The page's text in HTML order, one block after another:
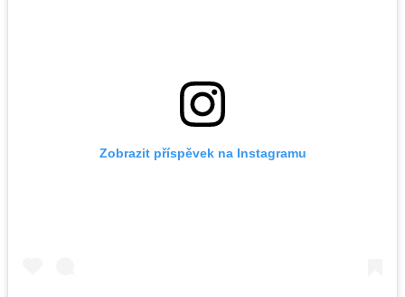
Zobrazit příspěvek na Instagramu